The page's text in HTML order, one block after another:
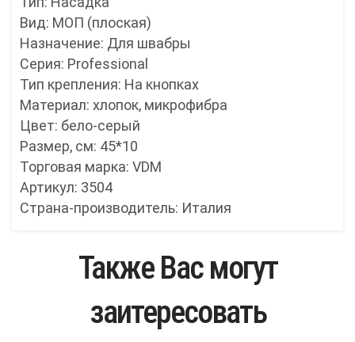
Вид: МОП (плоская)
Назначение: Для швабры
Серия: Professional
Тип крепления: На кнопках
Материал: хлопок, микрофибра
Цвет: бело-серый
Размер, см: 45*10
Торговая марка: VDM
Артикул: 3504
Страна-производитель: Италия
Также Вас могут
заитересовать